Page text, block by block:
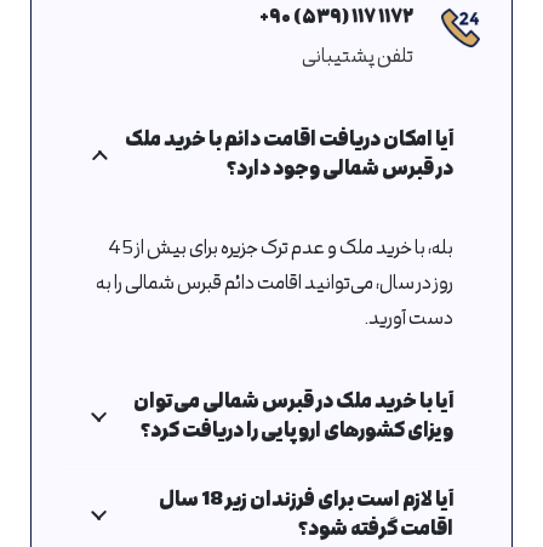
۱۱۷۲ ۱۱۷ (۵۳۹) ۹۰+
تلفن پشتیبانی
آیا امکان دریافت اقامت دائم با خرید ملک
در قبرس شمالی وجود دارد؟
بله، با خرید ملک و عدم ترک جزیره برای بیش از 45
روز در سال، می‌توانید اقامت دائم قبرس شمالی را به
دست آورید.
آیا با خرید ملک در قبرس شمالی می‌توان
ویزای کشورهای اروپایی را دریافت کرد؟
آیا لازم است برای فرزندان زیر 18 سال
اقامت گرفته شود؟